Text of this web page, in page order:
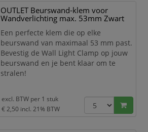
Aantal Leds Per Meter: 8
Aantal Strings: 1
Diameter Led's: 5 Mm
Algemene Gegevens:
Productlijn: Essential Line
Productreeks: Showlight
Technische Gegevens:
Dichtheid: Standard
Neen
Lichteffect: Me
OUTLET Beurswand-klem voor
Wandverlichting max. 53mm Zwart
Een perfecte klem die op elke
beurswand van maximaal 53 mm past.
Bevestig de Wall Light Clamp op jouw
beurswand en je bent klaar om te
stralen!
excl. BTW per 1 stuk
€ 2,50 incl. 21% BTW